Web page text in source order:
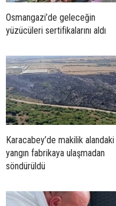
Osmangazi’de geleceğin
yüzücüleri sertifikalarını aldı
Karacabey’de makilik alandaki
yangın fabrikaya ulaşmadan
söndürüldü